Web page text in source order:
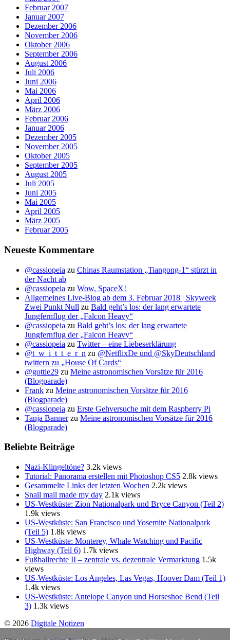
Februar 2007
Januar 2007
Dezember 2006
November 2006
Oktober 2006
September 2006
August 2006
Juli 2006
Juni 2006
Mai 2006
April 2006
März 2006
Februar 2006
Januar 2006
Dezember 2005
November 2005
Oktober 2005
September 2005
August 2005
Juli 2005
Juni 2005
Mai 2005
April 2005
März 2005
Februar 2005
Neueste Kommentare
@cassiopeia zu Chinas Raumstation „Tiangong-1“ stürzt in
der Nacht ab
@cassiopeia zu Wow, SpaceX!
Allgemeines Live-Blog ab dem 3. Februar 2018 | Skyweek
Zwei Punkt Null zu Bald geht’s los: der lang erwartete
Jungfernflug der „Falcon Heavy“
@cassiopeia zu Bald geht’s los: der lang erwartete
Jungfernflug der „Falcon Heavy“
@cassiopeia zu Twitter – eine Liebeserklärung
@t_w_i_t_t_e_r_n zu @NetflixDe und @SkyDeutschland
twittern zu „House Of Cards“
@gottie29 zu Meine astronomischen Vorsätze für 2016
(Blogparade)
Frank zu Meine astronomischen Vorsätze für 2016
(Blogparade)
@cassiopeia zu Erste Gehversuche mit dem Raspberry Pi
Tanja Bannerzu Meine astronomischen Vorsätze für 2016
(Blogparade)
Beliebte Beiträge
Nazi-Klingeltöne? 3.2k views
Tutorial: Panorama erstellen mit Photoshop CS5 2.8k views
Gesammelte Links der letzten Wochen 2.2k views
Snail mail made my day 2.1k views
US-Westküste: Zion Nationalpark und Bryce Canyon (Teil 2)
1.9k views
US-Westküste: San Francisco und Yosemite Nationalpark
(Teil 5) 1.8k views
US-Westküste: Monterey, Whale Watching und Pacific
Highway (Teil 6) 1.7k views
Fußballrechte II – zentrale vs. dezentrale Vermarktung 1.5k
views
US-Westküste: Los Angeles, Las Vegas, Hoover Dam (Teil 1)
1.4k views
US-Westküste: Antelope Canyon und Horseshoe Bend (Teil
3) 1.3k views
© 2026 Digitale Notizen